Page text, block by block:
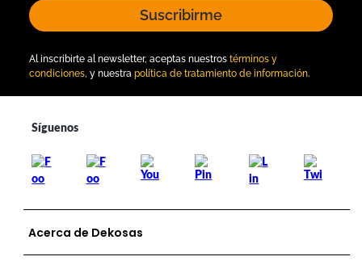
Suscribirme
Al inscribirte al newsletter, aceptas nuestros términos y
condiciones, y nuestra política de tratamiento de información.
Acerca de Dekosas